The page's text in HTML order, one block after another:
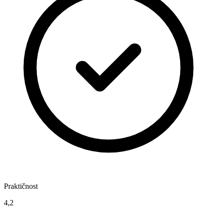
Praktičnost
4,2